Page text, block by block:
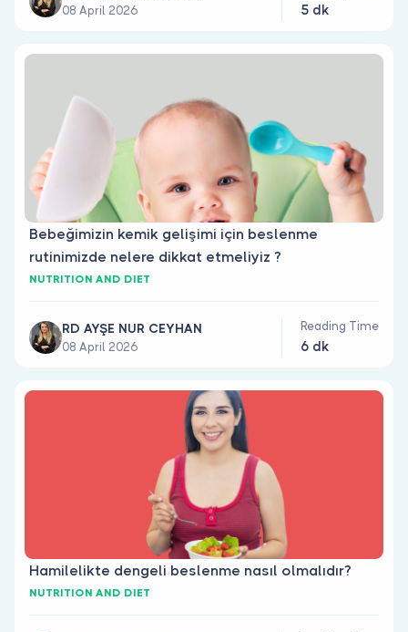
08 April 2026 5 dk
Bebeğimizin kemik gelişimi için beslenme
rutinimizde nelere dikkat etmeliyiz ?
NUTRITION AND DIET
RD AYŞE NUR CEYHAN
08 April 2026
Reading Time
6 dk
Hamilelikte dengeli beslenme nasıl olmalıdır?
NUTRITION AND DIET